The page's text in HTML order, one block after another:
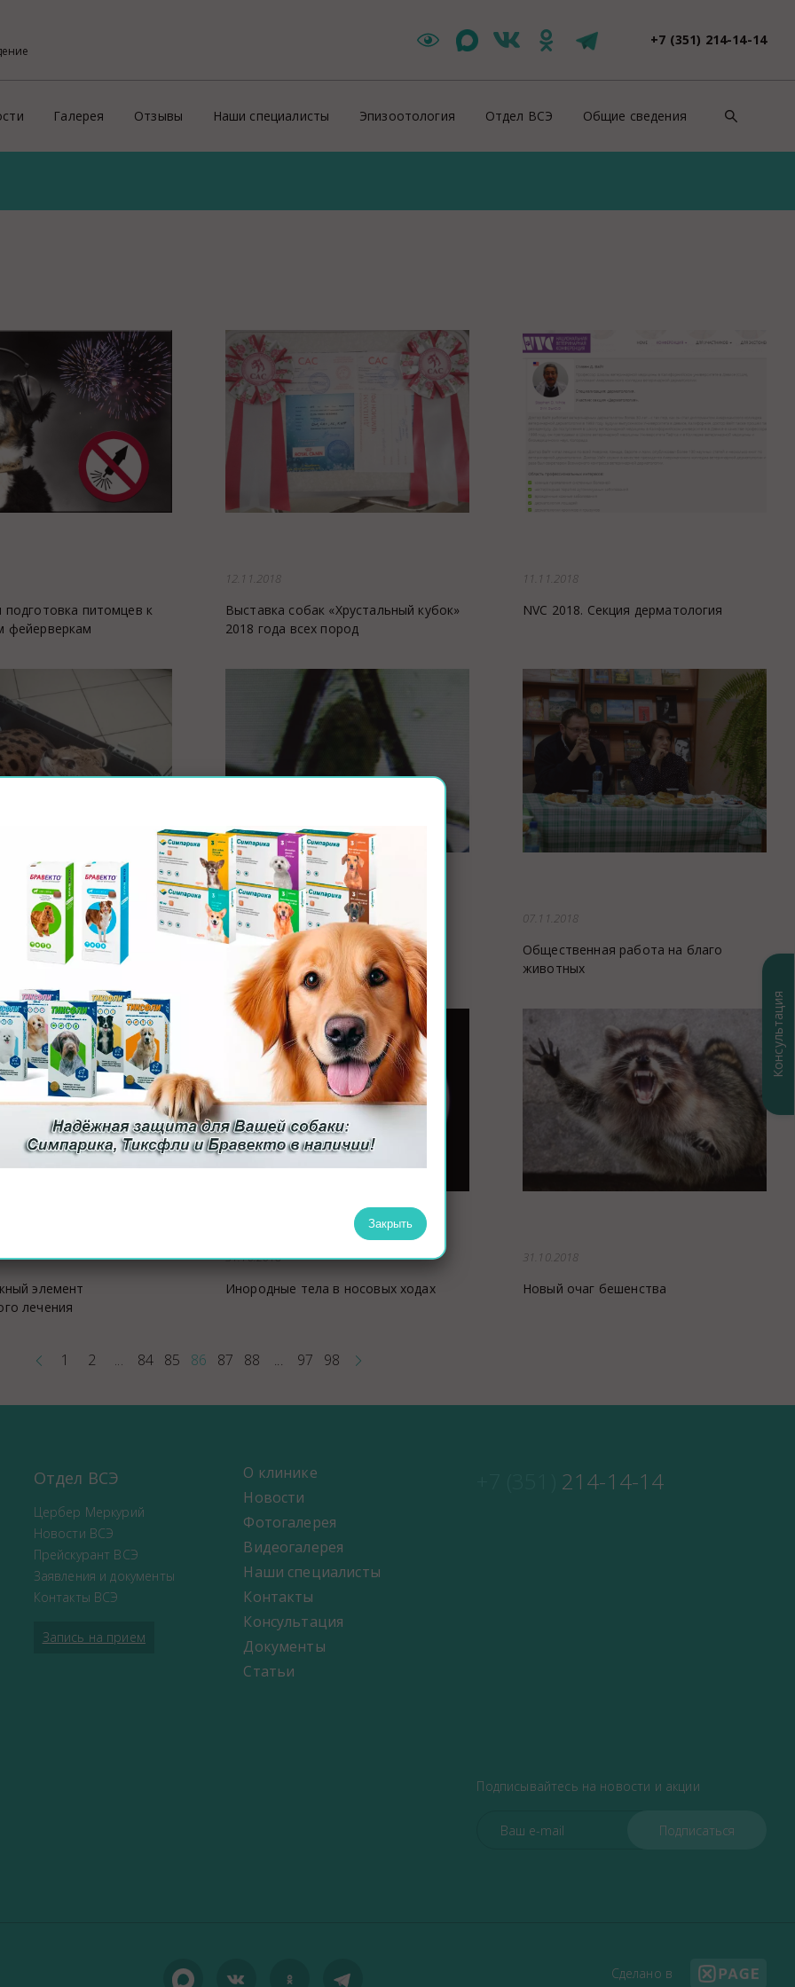
Консультация
+7 (351) 214-14-14
района
услуг потребителям
животных
Галерея
Видео
Отзывы Наши специалисты Эпизоотология
Эпизоотическая ситуация
Сопроводительные документы на животных
Противоэпизоотические мероприятия
Отдел ВСЭ
Новости ВСЭ
Общие сведения
Нормативно-правовые
подготовка питомцев к
фейерверкам
12.11.2018
Выставка собак «Хрустальный кубок»
2018 года всех пород
11.11.2018
NVC 2018. Секция дерматология
слышали о такой
08.11.2018
Хейлетиоз, что это и нужно ли его
бояться
07.11.2018
Общественная работа на благо
животных
элемент
лечения
31.10.2018
Инородные тела в носовых ходах
31.10.2018
Новый очаг бешенства
1 2 ... 84 85 86 87 88 97 98
Отдел ВСЭ
Цербер Меркурий
Новости ВСЭ
Прейскурант ВСЭ
Заявления и документы
Контакты ВСЭ
Запись на прием
О клинике
Новости
Фотогалерея
Видеогалерея
Наши специалисты
Контакты
Консультация
Документы
Статьи
214-14-14
Подписывайтесь на новости и акции
Сделано в
Закрыть